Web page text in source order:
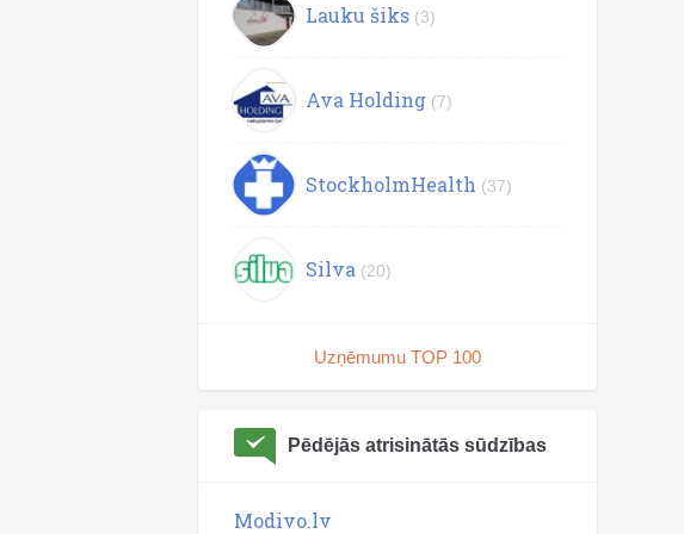
Lauku šiks (3)
Ava Holding (7)
StockholmHealth (37)
Silva (20)
Uzņēmumu TOP 100
Pēdējās atrisinātās sūdzības
Modivo.lv